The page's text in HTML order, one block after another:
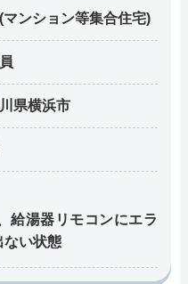
マンション等集合住宅)
県横浜市
給湯器リモコンにエラ
ない状態